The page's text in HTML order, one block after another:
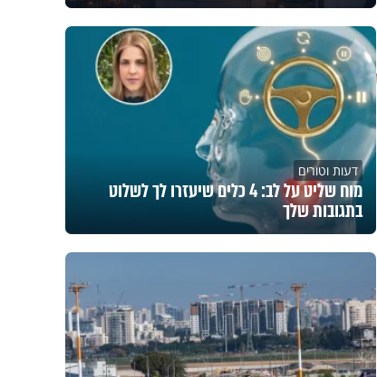
דעות וטורים
מוח שליט על לב: 4 כלים שיעזרו לך לשלוט
בתגובות שלך